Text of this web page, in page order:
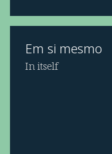
Em si mesmo
In itself